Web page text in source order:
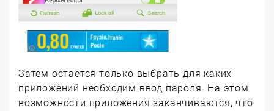
Затем остается только выбрать для каких
приложений необходим ввод пароля. На этом
возможности приложения заканчиваются, что